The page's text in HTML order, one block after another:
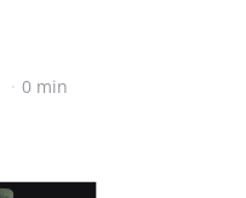
0 min